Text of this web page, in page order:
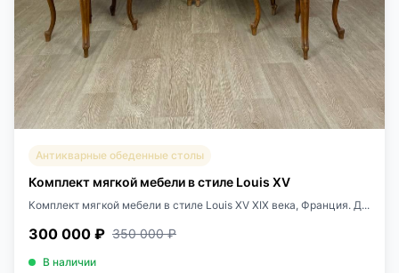
Антикварные обеденные столы
Комплект мягкой мебели в стиле Louis XV
Комплект мягкой мебели в стиле Louis XV XIX века, Франция. Д...
300 000 ₽ 350 000 ₽
В наличии